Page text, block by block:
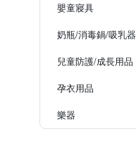
嬰童寢具
奶瓶/消毒鍋/吸乳器
兒童防護/成長用品
孕衣用品
樂器